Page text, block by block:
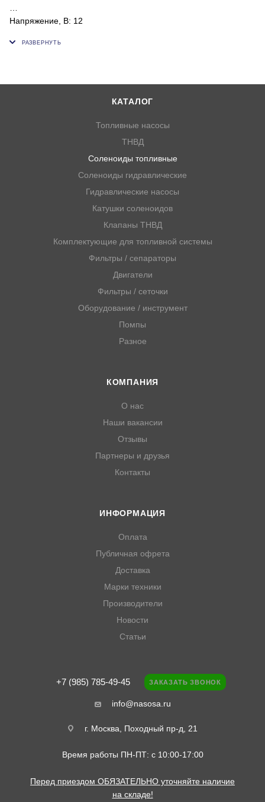
Напряжение, В: 12
ОЕМ: 1503ES-12A5SUC9SLC24, TBQ102310, SA-5156-12
КАТАЛОГ
Топливные насосы
ТНВД
Соленоиды топливные
Соленоиды гидравлические
Гидравлические насосы
Катушки соленоидов
Клапаны ТНВД
Комплектующие для топливной системы
Фильтры / сепараторы
Двигатели
Фильтры / сеточки
Оборудование / инструмент
Помпы
Разное
КОМПАНИЯ
О нас
Наши вакансии
Отзывы
Партнеры и друзья
Контакты
ИНФОРМАЦИЯ
Оплата
Публичная офрета
Доставка
Марки техники
Производители
Новости
Статьи
+7 (985) 785-49-45 ЗАКАЗАТЬ ЗВОНОК
info@nasosa.ru
г. Москва, Походный пр-д, 21
Время работы ПН-ПТ: с 10:00-17:00
Перед приездом ОБЯЗАТЕЛЬНО уточняйте наличие
на складе!